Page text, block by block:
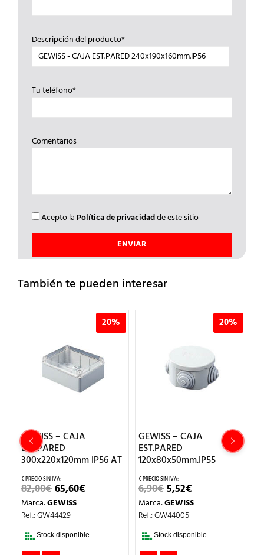
Descripción del producto*
Tu teléfono*
Comentarios
Acepto la Política de privacidadde este sitio
También te pueden interesar
20%
GEWISS – CAJA
EST.PARED
300x220x120mm IP56 AT
82,00€EL
PRECIO
ORIGINAL
ERA:
65,60€
Marca:GEWISS
Ref.: GW44429
Stock disponible.
20%
GEWISS – CAJA
EST.PARED
120x80x50mm.IP55
6,90€EL
PRECIO
ORIGINAL
ERA:
5,52€PRECIO
ACTUAL
Marca:GEWISS
Ref.: GW44005
Stock disponible.